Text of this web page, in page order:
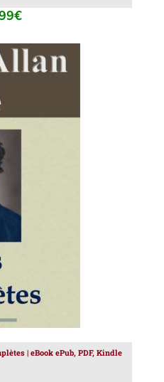
€
| eBook ePub, PDF, Kindle